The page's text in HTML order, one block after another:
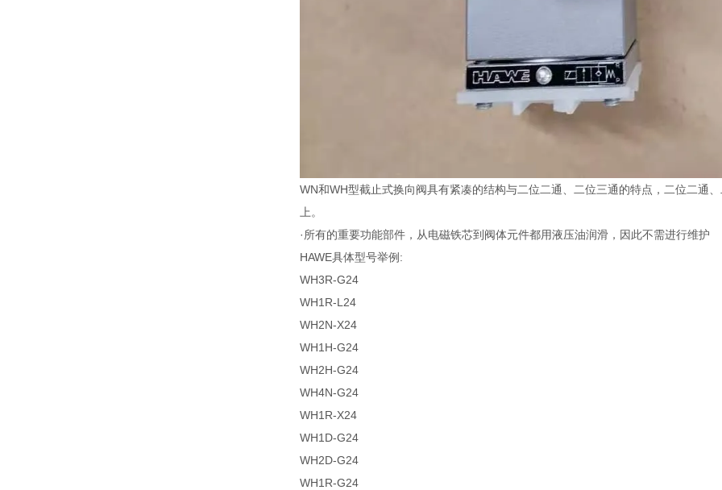
WN和WH型截止式换向阀具有紧凑的结构与二位二通、二位三通的特点，二位二通
上。
·所有的重要功能部件，从电磁铁芯到阀体元件都用液压油润滑，因此不需进行维护
HAWE具体型号举例:
WH3R-G24
WH1R-L24
WH2N-X24
WH1H-G24
WH2H-G24
WH4N-G24
WH1R-X24
WH1D-G24
WH2D-G24
WH1R-G24